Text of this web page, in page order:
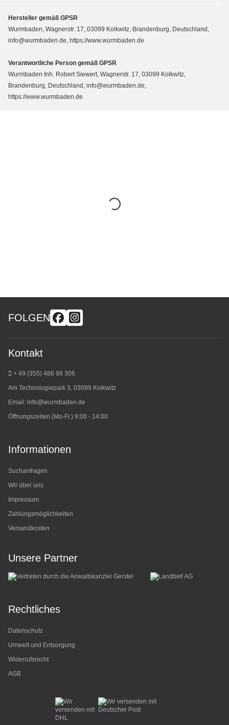
Hersteller gemäß GPSR
Wurmbaden, Wagnerstr. 17, 03099 Kolkwitz, Brandenburg, Deutschland,
info@wurmbaden.de, https://www.wurmbaden.de
Verantwortliche Person gemäß GPSR
Wurmbaden Inh. Robert Siewert, Wagnerstr. 17, 03099 Kolkwitz,
Brandenburg, Deutschland, info@wurmbaden.de,
https://www.wurmbaden.de
FOLGEN
Kontakt
+ 49 (355) 486 98 306
Am Technologiepark 3, 03099 Kolkwitz
Email: info@wurmbaden.de
Öffnungszeiten (Mo-Fr.) 9:00 - 14:00
Informationen
Suchanfragen
Wir über uns
Impressum
Zahlungsmöglichkeiten
Versandkosten
Unsere Partner
Rechtliches
Datenschutz
Umwelt und Entsorgung
Widerrufsrecht
AGB